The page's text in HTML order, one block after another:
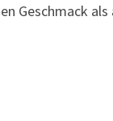
Geschmack als